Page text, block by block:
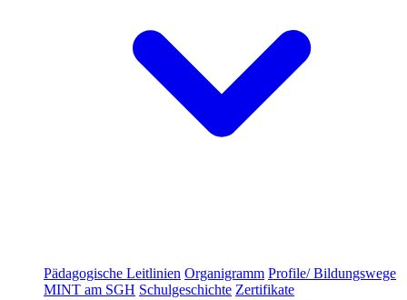
Pädagogische Leitlinien Organigramm Profile/ Bildungswege
MINT am SGH Schulgeschichte Zertifikate